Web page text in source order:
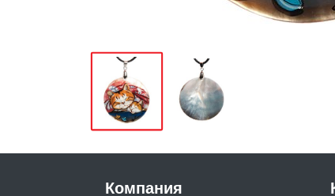
Компания